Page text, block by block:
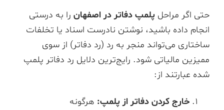
حتی اگر مراحل پلمپ دفاتر در اصفهانرا به درستی
انجام داده باشید، نوشتن نادرست اسناد یا تخلفات
ساختاری می‌تواند منجر به رد (رد دفاتر) از سوی
ممیزین مالیاتی شود. رایج‌ترین دلایل رد دفاتر پلمپ
شده عبارتند از:
خارج کردن دفاتر از پلمپ: هرگونه